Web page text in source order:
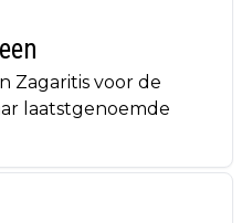
Zagaritis voor de
laatstgenoemde